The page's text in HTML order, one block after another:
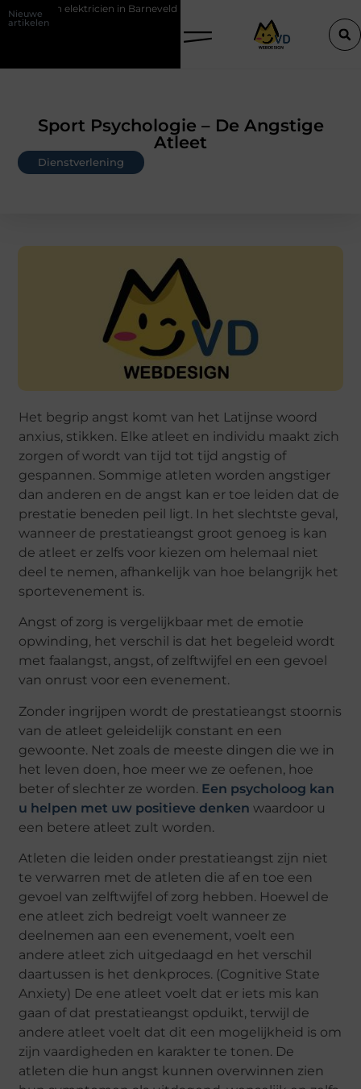
Nieuwe
artikelen
in Barneveld De Perfecte Gids voor Vloerbedekking in
Sport Psychologie – De Angstige
Atleet
Dienstverlening
Het begrip angst komt van het Latijnse woord
anxius, stikken. Elke atleet en individu maakt zich
zorgen of wordt van tijd tot tijd angstig of
gespannen. Sommige atleten worden angstiger
dan anderen en de angst kan er toe leiden dat de
prestatie beneden peil ligt. In het slechtste geval,
wanneer de prestatieangst groot genoeg is kan
de atleet er zelfs voor kiezen om helemaal niet
deel te nemen, afhankelijk van hoe belangrijk het
sportevenement is.
Angst of zorg is vergelijkbaar met de emotie
opwinding, het verschil is dat het begeleid wordt
met faalangst, angst, of zelftwijfel en een gevoel
van onrust voor een evenement.
Zonder ingrijpen wordt de prestatieangst stoornis
van de atleet geleidelijk constant en een
gewoonte. Net zoals de meeste dingen die we in
het leven doen, hoe meer we ze oefenen, hoe
beter of slechter ze worden. Een psycholoog kan
u helpen met uw positieve denken waardoor u
een betere atleet zult worden.
Atleten die leiden onder prestatieangst zijn niet
te verwarren met de atleten die af en toe een
gevoel van zelftwijfel of zorg hebben. Hoewel de
ene atleet zich bedreigt voelt wanneer ze
deelnemen aan een evenement, voelt een
andere atleet zich uitgedaagd en het verschil
daartussen is het denkproces. (Cognitive State
Anxiety) De ene atleet voelt dat er iets mis kan
gaan of dat prestatieangst opduikt, terwijl de
andere atleet voelt dat dit een mogelijkheid is om
zijn vaardigheden en karakter te tonen. De
atleten die hun angst kunnen overwinnen zien